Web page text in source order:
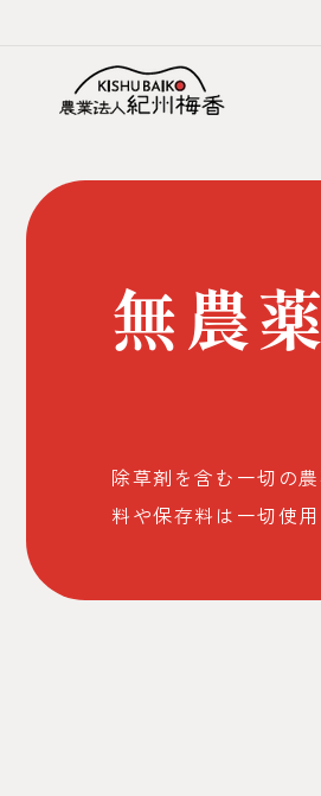
無農
除草剤を含む一切の
料や保存料は一切使